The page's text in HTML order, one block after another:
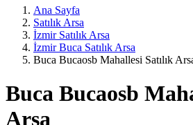
Ana Sayfa
Satılık Arsa
İzmir Satılık Arsa
İzmir Buca Satılık Arsa
Buca Bucaosb Mahallesi Satılık
Buca Bucaosb
Arsa